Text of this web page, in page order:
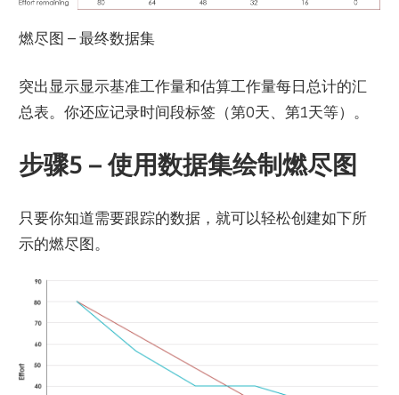
燃尽图 – 最终数据集
突出显示显示基准工作量和估算工作量每日总计的汇
总表。你还应记录时间段标签（第0天、第1天等）。
步骤5 – 使用数据集绘制燃尽图
只要你知道需要跟踪的数据，就可以轻松创建如下所
示的燃尽图。